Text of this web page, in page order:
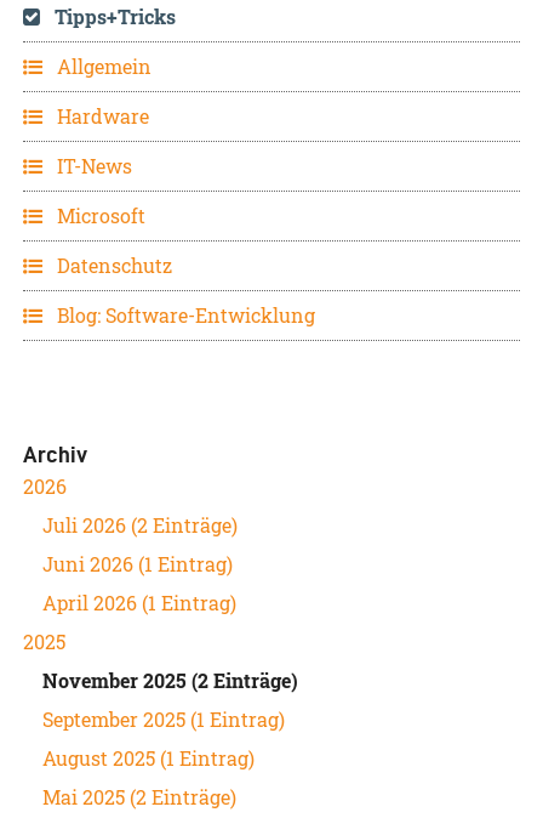
Tipps+Tricks
Allgemein
Hardware
IT-News
Microsoft
Datenschutz
Blog: Software-Entwicklung
Archiv
2026
Juli 2026 (2 Einträge)
Juni 2026 (1 Eintrag)
April 2026 (1 Eintrag)
2025
November 2025 (2 Einträge)
September 2025 (1 Eintrag)
August 2025 (1 Eintrag)
Mai 2025 (2 Einträge)